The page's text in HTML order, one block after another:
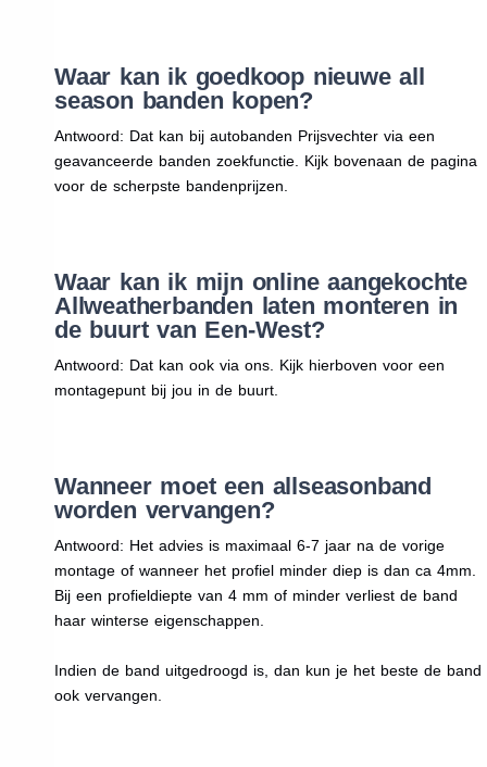
Waar kan ik goedkoop nieuwe all
season banden kopen?
Antwoord: Dat kan bij autobanden Prijsvechter via een
geavanceerde banden zoekfunctie. Kijk bovenaan de pagina
voor de scherpste bandenprijzen.
Waar kan ik mijn online aangekochte
Allweatherbanden laten monteren in
de buurt van Een-West?
Antwoord: Dat kan ook via ons. Kijk hierboven voor een
montagepunt bij jou in de buurt.
Wanneer moet een allseasonband
worden vervangen?
Antwoord: Het advies is maximaal 6-7 jaar na de vorige
montage of wanneer het profiel minder diep is dan ca 4mm.
Bij een profieldiepte van 4 mm of minder verliest de band
haar winterse eigenschappen.
Indien de band uitgedroogd is, dan kun je het beste de band
ook vervangen.